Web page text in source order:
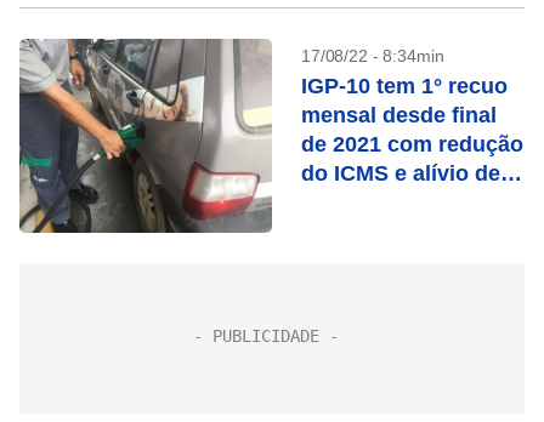
17/08/22 - 8:34min
IGP-10 tem 1° recuo
mensal desde final
de 2021 com redução
do ICMS e alívio de